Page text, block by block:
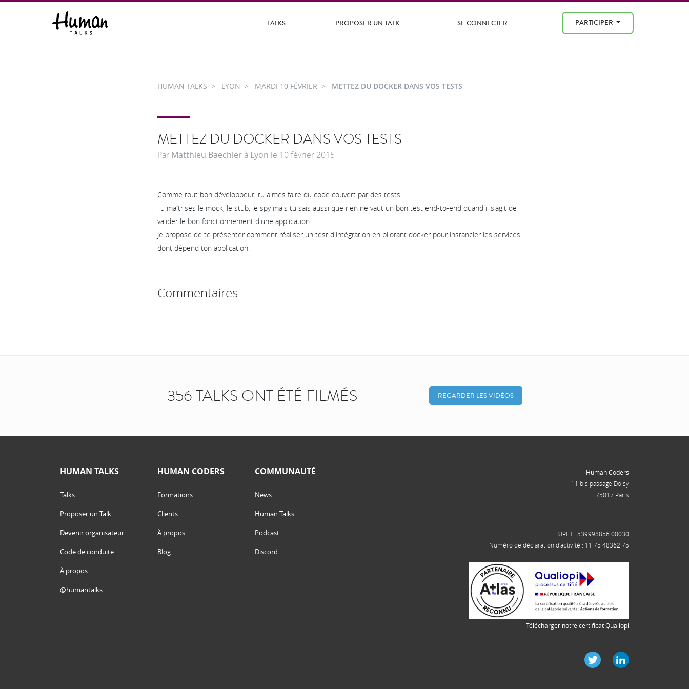
TALKS PROPOSER UN TALK SE CONNECTER PARTICIPER
HUMAN TALKS LYON MARDI 10 FÉVRIER METTEZ DU DOCKER DANS VOS TESTS
METTEZ DU DOCKER DANS VOS TESTS
Par Matthieu Baechler à Lyon le 10 février 2015
Comme tout bon développeur, tu aimes faire du code couvert par des tests.
Tu maîtrises le mock, le stub, le spy mais tu sais aussi que rien ne vaut un bon test end-to-end quand il s'agit de
valider le bon fonctionnement d'une application.
Je propose de te présenter comment réaliser un test d'intégration en pilotant docker pour instancier les services
dont dépend ton application.
Commentaires
356 TALKS ONT ÉTÉ FILMÉS REGARDER LES VIDÉOS
HUMAN TALKS
Talks
Proposer un Talk
Devenir organisateur
Code de conduite
À propos
@humantalks
HUMAN CODERS
Formations
Clients
À propos
Blog
COMMUNAUTÉ
News
Human Talks
Podcast
Discord
Human Coders
11 bis passage Doisy
75017 Paris
SIRET : 539998856 00030
Numéro de déclaration d'activité : 11 75 48362 75
Télécharger notre certificat Qualiopi